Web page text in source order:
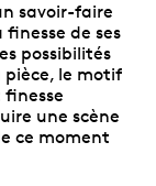
savoir-faire
de ses
possibilités
le motif
une scène
ce moment